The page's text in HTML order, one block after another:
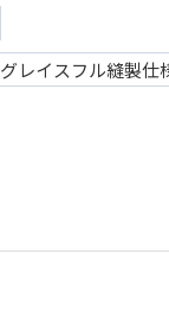
グレイスフル縫製仕